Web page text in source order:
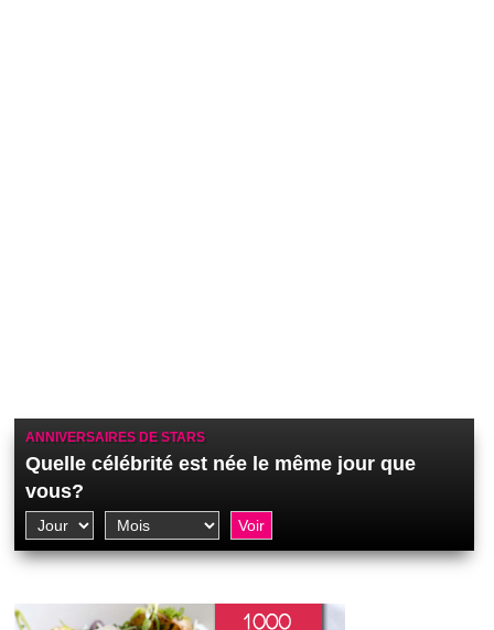
ANNIVERSAIRES DE STARS
Quelle célébrité est née le même jour que
vous?